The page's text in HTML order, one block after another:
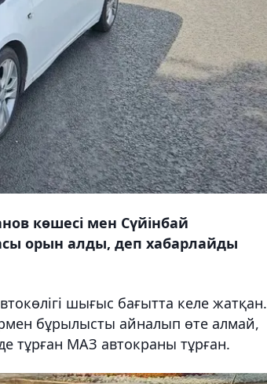
көшесі мен Сүйінбай
орын алды, деп хабарлайды
шығыс бағытта келе жатқан.
бұрылысты айналып өте алмай,
тұрған МАЗ автокраны тұрған.